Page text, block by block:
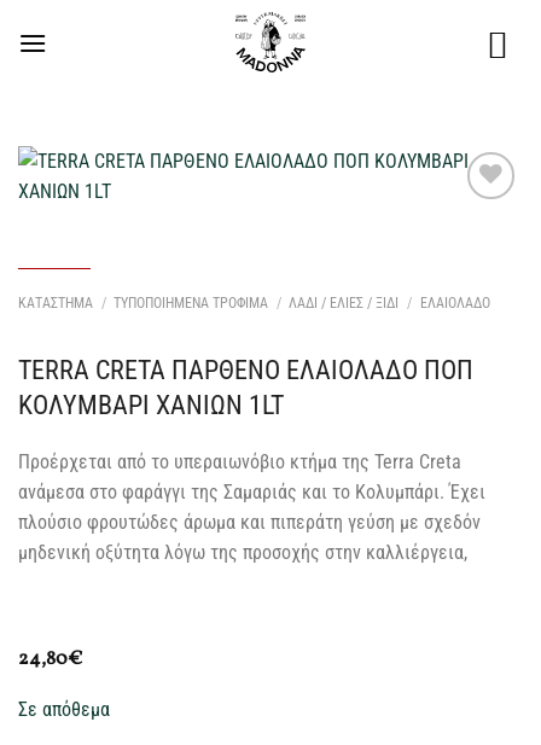
στο
ΚΑΤΑΣΤΗΜΑ / ΤΥΠΟΠΟΙΗΜΕΝΑ ΤΡΟΦΙΜΑ / ΛΑΔΙ / ΕΛΙΕΣ / ΞΙΔΙ / ΕΛΑΙΟΛΑΔΟ
TERRA CRETA ΠΑΡΘΕΝΟ ΕΛΑΙΟΛΑΔΟ ΠΟΠ
ΚΟΛΥΜΒΑΡΙ ΧΑΝΙΩΝ 1LT
Προέρχεται από το υπεραιωνόβιο κτήμα της Terra Creta
ανάμεσα στο φαράγγι της Σαμαριάς και το Κολυμπάρι. Έχει
πλούσιο φρουτώδες άρωμα και πιπεράτη γεύση με σχεδόν
μηδενική οξύτητα λόγω της προσοχής στην καλλιέργεια,
24,80€
Σε απόθεμα